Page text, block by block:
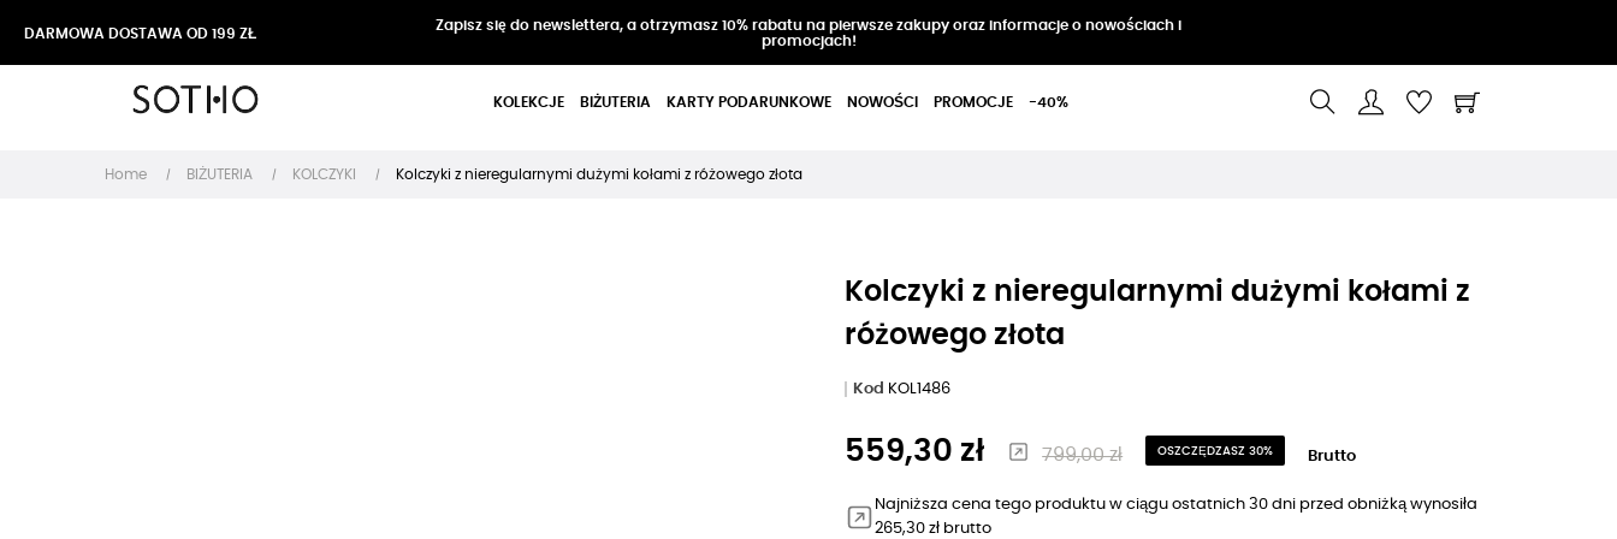
DARMOWA DOSTAWA OD 199 ZŁ
Zapisz się do newslettera, a otrzymasz 10% rabatu na pierwsze zakupy oraz informacje o nowościach i
promocjach!
KOLEKCJE BIŻUTERIA KARTY PODARUNKOWE NOWOŚCI PROMOCJE -40%
Home BIŻUTERIA KOLCZYKI Kolczyki z nieregularnymi dużymi kołami z różowego złota
Kolczyki z nieregularnymi dużymi kołami z
różowego złota
Kod KOL1486
559,30 zł 799,00 zł OSZCZĘDZASZ 30% Brutto
Najniższa cena tego produktu w ciągu ostatnich 30 dni przed obniżką wynosiła
265,30 zł brutto